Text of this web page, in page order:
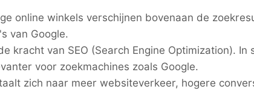
online winkels verschijnen bovenaan de
van Google.
kracht van SEO (Search Engine Optimization).
voor zoekmachines zoals Google.
zich naar meer websiteverkeer, hogere